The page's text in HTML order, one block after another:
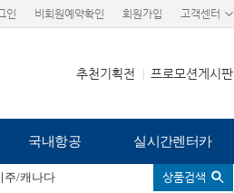
인 비회원예약확인 회원가입 고객센터
추천기획전 프로모션게시판
국내항공 실시간렌터카
주/캐나다 상품검색